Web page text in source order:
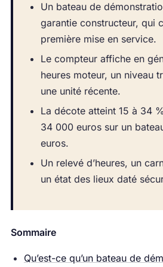
Un bateau de
garantie constructeur, qui
première mise en service.
Le compteur affiche en
heures moteur, un niveau
une unité récente.
La décote atteint 15 à 34
34 000 euros sur un
euros.
Un relevé d’heures, un
un état des lieux daté
Sommaire
Qu’est-ce qu’un bateau de